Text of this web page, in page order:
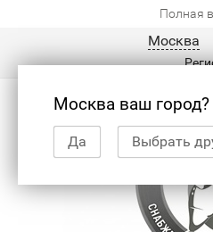
Полная
Москва
Москва ваш город?
Да Выбрать